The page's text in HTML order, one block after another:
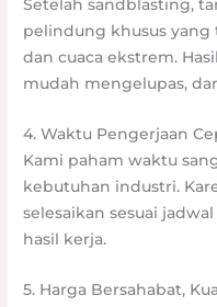
Setelah sandblasting,
pelindung khusus
dan cuaca ekstrem.
mudah mengelupas,
4. Waktu Pengerjaan
Kami paham waktu
kebutuhan industri.
selesaikan sesuai
hasil kerja.
5. Harga Bersahabat,